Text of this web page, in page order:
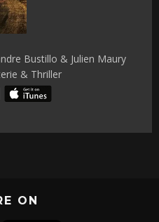
Bustillo & Julien Maury
& Thriller
ON